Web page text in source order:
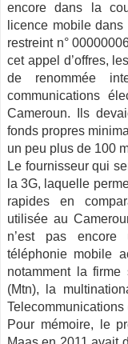
encore dans la
licence mobile dans
restreint n°
cet appel d’offres,
de renommée
communications
Cameroun. Ils
fonds propres
un peu plus de 100
Le fournisseur qui
la 3G, laquelle
rapides en
utilisée au
n’est pas
téléphonie mobile
notamment la firme
(Mtn), la
Telecommunications
Pour mémoire, le